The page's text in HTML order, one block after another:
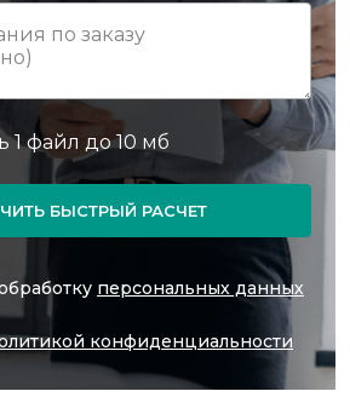
БЫСТРЫЙ РАСЧЕТ
персональных данных
конфиденциальности